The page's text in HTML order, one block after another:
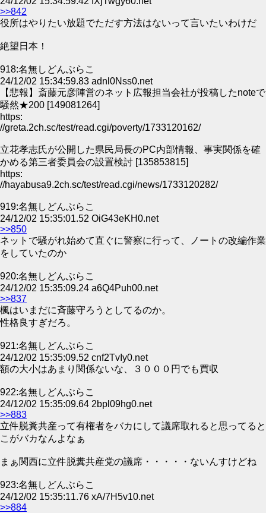
>>842
役所はやりたい放題でただす方法はないって言いたいわけだ
絶望日本！
918:名無しどんぶらこ
24/12/02 15:34:59.83 adnl0Nss0.net
【悲報】斎藤元彦陣営のネット広報担当会社が投稿したnoteで
騒然★200 [149081264]
https:
//greta.2ch.sc/test/read.cgi/poverty/1733120162/
立花孝志氏が公開した県民局長のPC内部情報、事実関係を確
かめる第三者委員会の設置検討 [135853815]
https:
//hayabusa9.2ch.sc/test/read.cgi/news/1733120282/
919:名無しどんぶらこ
24/12/02 15:35:01.52 OiG43eKH0.net
>>850
ネットで騒がれ始めて直ぐに警察に行って、ノートの改編作業
をしていたのか
920:名無しどんぶらこ
24/12/02 15:35:09.24 a6Q4Puh00.net
>>837
楓はいまだに斉藤守ろうとしてるのか。
性格良すぎだろ。
921:名無しどんぶらこ
24/12/02 15:35:09.52 cnf2TvIy0.net
額の大小はあまり関係ないな、３０００円でも買収
922:名無しどんぶらこ
24/12/02 15:35:09.64 2bpl09hg0.net
>>883
立件脱糞共産って有権者をバカにして議席取れると思ってると
こがバカなんよなぁ
まぁ関西に立件脱糞共産党の議席・・・・・ないんすけどね
923:名無しどんぶらこ
24/12/02 15:35:11.76 xA/7H5v10.net
>>884